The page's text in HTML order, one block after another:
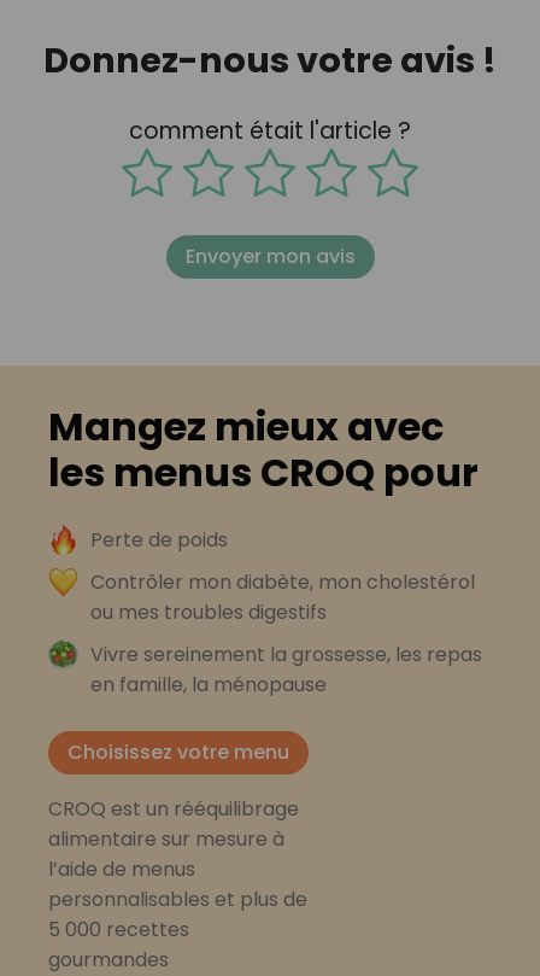
Donnez-nous votre avis !
comment était l'article ?
Envoyer mon avis
Mangez mieux avec
les menus CROQ pour
Perte de poids
Contrôler mon diabète, mon cholestérol
ou mes troubles digestifs
Vivre sereinement la grossesse, les repas
en famille, la ménopause
Choisissez votre menu
CROQ est un rééquilibrage
alimentaire sur mesure à
l’aide de menus
personnalisables et plus de
5 000 recettes
gourmandes